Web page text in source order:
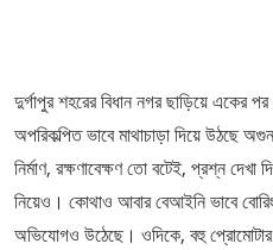
দুর্গাপুর শহরের বিধান নগর ছাড়িয়ে একের
অপরিকল্পিত ভাবে মাথাচাড়া দিয়ে উঠছে
নির্মাণ, রক্ষণাবেক্ষণ তো বটেই, প্রশ্ন
নিয়েও। কোথাও আবার বেআইনি ভাবে
অভিযোগও উঠেছে। ওদিকে, বহু